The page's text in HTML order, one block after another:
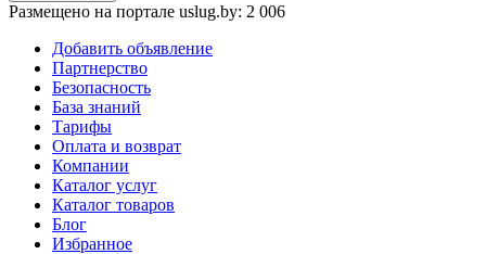
Размещено на портале uslug.by: 2 006
Добавить объявление
Партнерство
Безопасность
База знаний
Тарифы
Оплата и возврат
Компании
Каталог услуг
Каталог товаров
Блог
Избранное